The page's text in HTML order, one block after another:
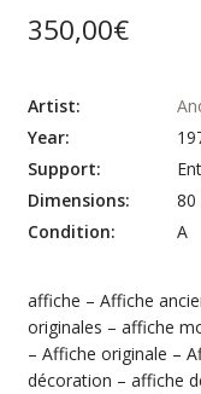
350,00€
Artist:
Year:
Support:
Dimensions:
80
Condition:
A
affiche – Affiche
originales – affiche
– Affiche originale –
décoration – affiche